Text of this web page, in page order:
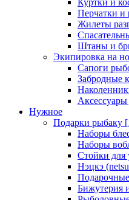
Куртки и
Перчатки и
Жилеты
Штаны и
Экипировка на
Сапоги
Забродные
Аксессуары
Нужное
Подарки рыбаку
Наборы
Наборы
Стойки для
Нэцкэ
Бижутерия